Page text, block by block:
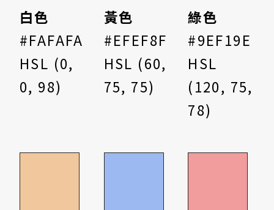
白色
#FAFAFA
HSL (0,
0, 98)
黃色
#EFEF8F
HSL (60,
75, 75)
綠色
#9EF19E
HSL
(120, 75,
78)